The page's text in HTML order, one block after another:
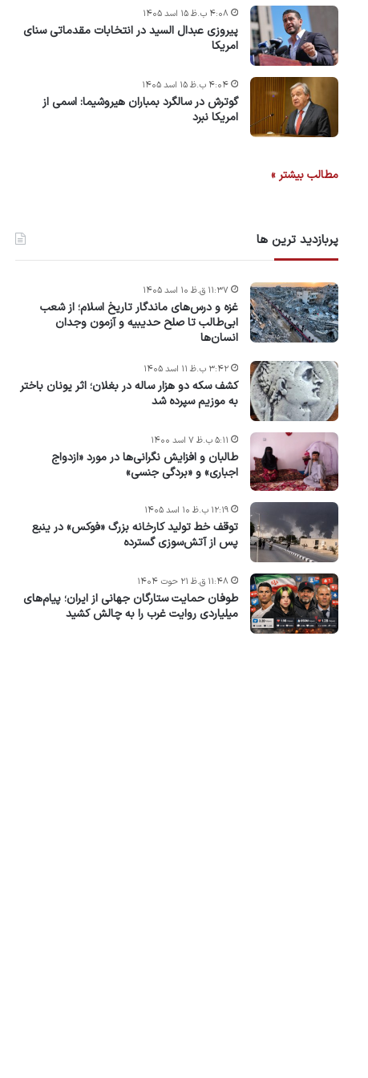
پیروزی عبدال السید در انتخابات مقدماتی سنای
امریکا
۴:۰۸ ب.ظ ۱۵ اسد ۱۴۰۵
گوترش در سالگرد بمباران هیروشیما: اسمی از
امریکا نبرد
۴:۰۴ ب.ظ ۱۵ اسد ۱۴۰۵
مطالب بیشتر »
پربازدید ترین ها
غزه و درس‌های ماندگار تاریخ اسلام؛ از شعب
ابی‌طالب تا صلح حدیبیه و آزمون وجدان
انسان‌ها
۱۱:۳۷ ق.ظ ۱۰ اسد ۱۴۰۵
کشف سکه دو هزار ساله در بغلان؛ اثر یونان باختر
به موزیم سپرده شد
۳:۴۲ ب.ظ ۱۱ اسد ۱۴۰۵
طالبان و افزایش نگرانی‌ها در مورد «ازدواج
اجباری» و «بردگی جنسی»
۵:۱۱ ب.ظ ۷ اسد ۱۴۰۰
توقف خط تولید کارخانه بزرگ «فوکس» در ینبع
پس از آتش‌سوزی گسترده
۱۲:۱۹ ب.ظ ۱۰ اسد ۱۴۰۵
طوفان حمایت ستارگان جهانی از ایران؛ پیام‌های
میلیاردی روایت غرب را به چالش کشید
۱۱:۴۸ ق.ظ ۲۱ حوت ۱۴۰۴